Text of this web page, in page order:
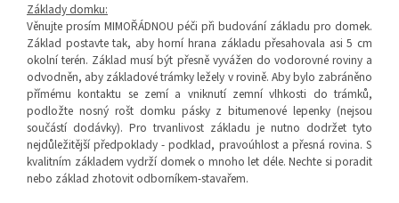
Základy domku:
Věnujte prosím MIMOŘÁDNOU péči při budování základu pro domek.
Základ postavte tak, aby horní hrana základu přesahovala asi 5 cm
okolní terén. Základ musí být přesně vyvážen do vodorovné roviny a
odvodněn, aby základové trámky ležely v rovině. Aby bylo zabráněno
přímému kontaktu se zemí a vniknutí zemní vlhkosti do trámků,
podložte nosný rošt domku pásky z bitumenové lepenky (nejsou
součástí dodávky). Pro trvanlivost základu je nutno dodržet tyto
nejdůležitější předpoklady - podklad, pravoúhlost a přesná rovina. S
kvalitním základem vydrží domek o mnoho let déle. Nechte si poradit
nebo základ zhotovit odborníkem-stavařem.